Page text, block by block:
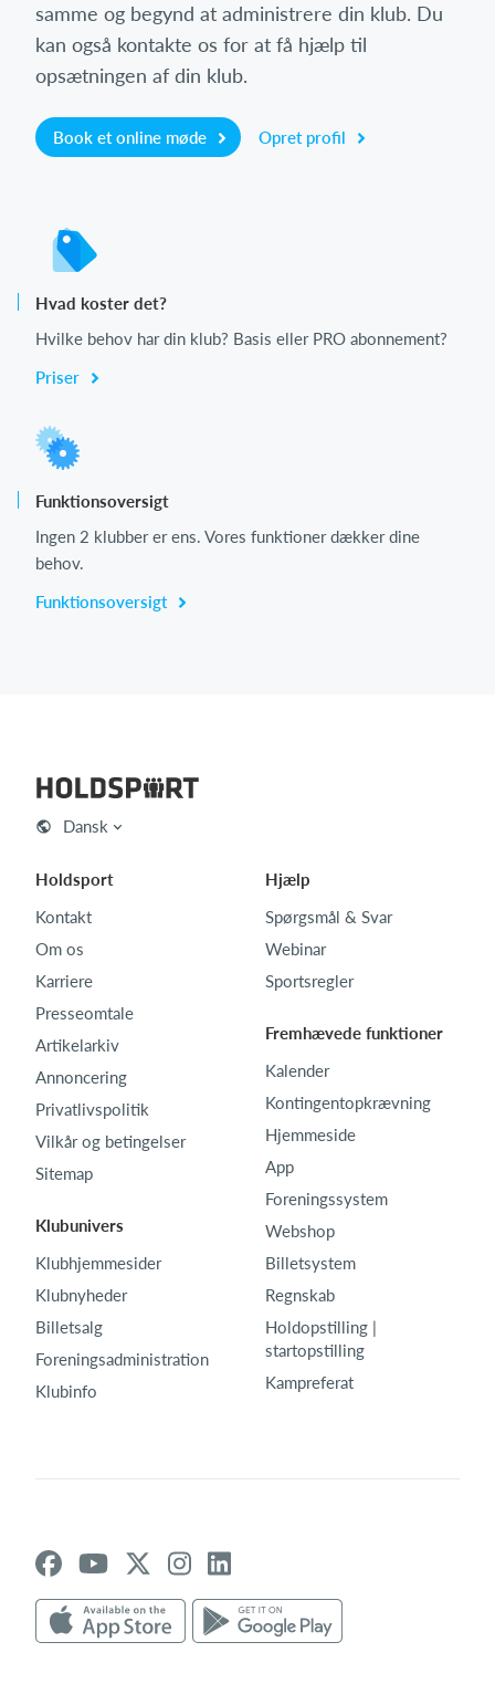
samme og begynd at administrere din klub. Du
kan også kontakte os for at få hjælp til
opsætningen af din klub.
Book et online møde Opret profil
Hvad koster det?
Hvilke behov har din klub? Basis eller PRO abonnement?
Priser
Funktionsoversigt
Ingen 2 klubber er ens. Vores funktioner dækker dine
behov.
Funktionsoversigt
Dansk
Holdsport
Kontakt
Om os
Karriere
Presseomtale
Artikelarkiv
Annoncering
Privatlivspolitik
Vilkår og betingelser
Sitemap
Klubunivers
Klubhjemmesider
Klubnyheder
Billetsalg
Foreningsadministration
Klubinfo
Hjælp
Spørgsmål & Svar
Webinar
Sportsregler
Fremhævede funktioner
Kalender
Kontingentopkrævning
Hjemmeside
App
Foreningssystem
Webshop
Billetsystem
Regnskab
Holdopstilling |
startopstilling
Kampreferat